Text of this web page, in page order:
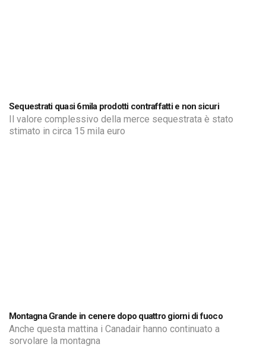
Sequestrati quasi 6mila prodotti contraffatti e non sicuri
Il valore complessivo della merce sequestrata è stato
stimato in circa 15 mila euro
Montagna Grande in cenere dopo quattro giorni di fuoco
Anche questa mattina i Canadair hanno continuato a
sorvolare la montagna